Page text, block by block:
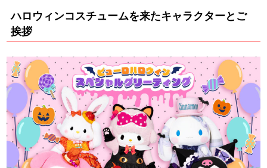
ハロウィンコスチュームを来たキャラクターとご
挨拶